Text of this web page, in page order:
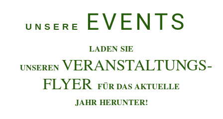
UNSERE EVENTS
LADENSIE
UNSEREN VERANSTALTUNGS-
FLYERFÜR DAS AKTUELLE
JAHRHERUNTER!